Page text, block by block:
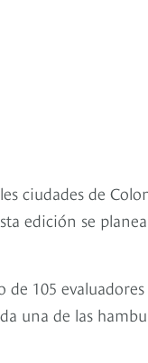
ciudades de
edición se
105
una de las